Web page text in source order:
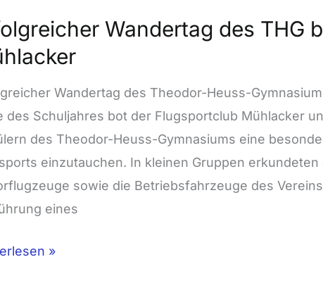
Wandertag des THG
Wandertag des Theodor-Heuss-
des Schuljahres bot der Flugsportclub Mühlacker
des Theodor-Heuss-Gymnasiums eine
einzutauchen. In kleinen Gruppen
sowie die Betriebsfahrzeuge des
eines
»